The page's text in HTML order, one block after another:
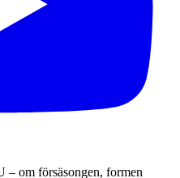
om försäsongen, formen